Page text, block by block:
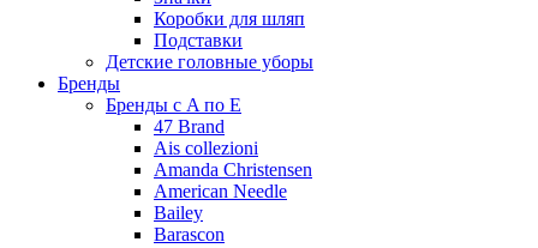
Коробки для шляп
Подставки
Детские головные уборы
Бренды
Бренды с A по E
47 Brand
Ais collezioni
Amanda Christensen
American Needle
Bailey
Barascon